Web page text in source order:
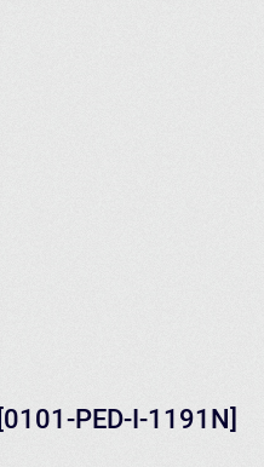
[0101-PED-I-1191N]